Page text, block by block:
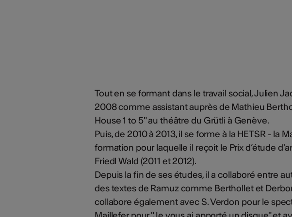
Tout en se formant dans le travail social, Julien
2008 comme assistant auprès de Mathieu
House 1 to 5" au théâtre du Grütli à Genève.
Puis, de 2010 à 2013, il se forme à la HETSR - la
formation pour laquelle il reçoit le Prix d’étude
Friedl Wald (2011 et 2012).
Depuis la fin de ses études, il a collaboré entre
des textes de Ramuz comme Berthollet et
collabore également avec S. Verdon pour le